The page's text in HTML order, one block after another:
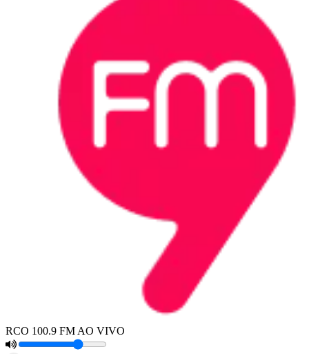
RCO 100.9 FM AO VIVO